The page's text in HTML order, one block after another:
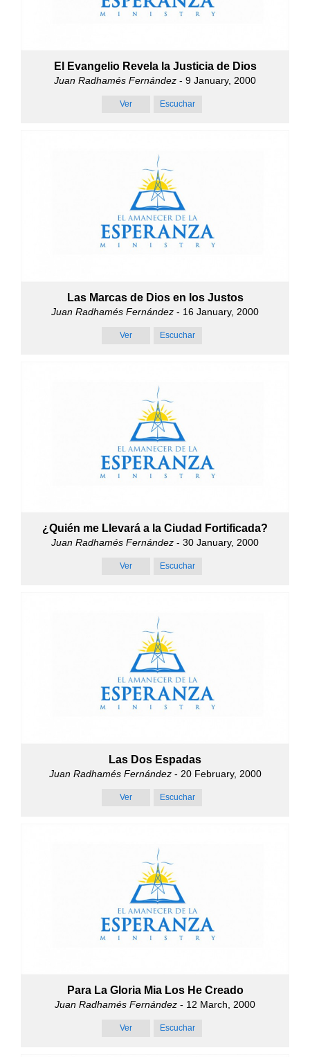
El Evangelio Revela la Justicia de Dios
Juan Radhamés Fernández - 9 January, 2000
Ver Escuchar
Las Marcas de Dios en los Justos
Juan Radhamés Fernández - 16 January, 2000
Ver Escuchar
¿Quién me Llevará a la Ciudad Fortificada?
Juan Radhamés Fernández - 30 January, 2000
Ver Escuchar
Las Dos Espadas
Juan Radhamés Fernández- 20 February, 2000
Ver Escuchar
Para La Gloria Mia Los He Creado
Juan Radhamés Fernández - 12 March, 2000
Ver Escuchar